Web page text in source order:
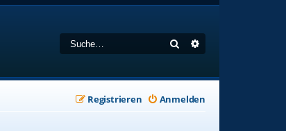
Suche
Anmelden
Registrieren